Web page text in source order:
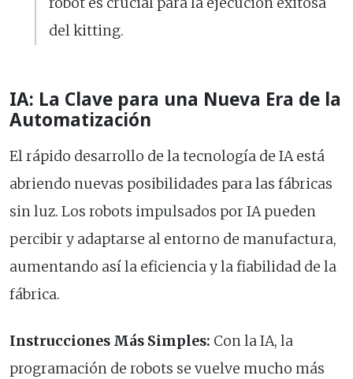
del kitting.
IA: La Clave para una Nueva Era de la
Automatización
El rápido desarrollo de la tecnología de IA está
abriendo nuevas posibilidades para las fábricas
sin luz. Los robots impulsados por IA pueden
percibir y adaptarse al entorno de manufactura,
aumentando así la eficiencia y la fiabilidad de la
fábrica.
Instrucciones Más Simples: Con la IA, la
programación de robots se vuelve mucho más